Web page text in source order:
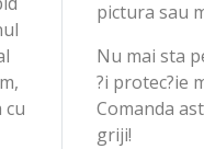
cu
pictura sau
Nu mai sta
?i protec?ie
Comanda
griji!